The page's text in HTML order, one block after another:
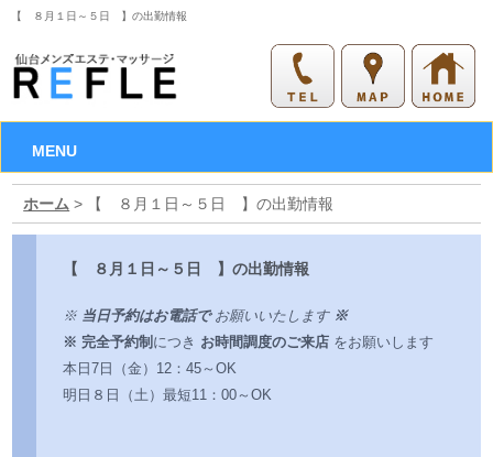
【 ８月１日～５日 】の出勤情報
MENU
ホーム > 【 ８月１日～５日 】の出勤情報
【 ８月１日～５日 】の出勤情報
※ 当日予約はお電話で お願いいたします ※
※ 完全予約制 につき お時間調度のご来店 をお願いします
本日7日（金）12：45～OK
明日８日（土）最短11：00～OK